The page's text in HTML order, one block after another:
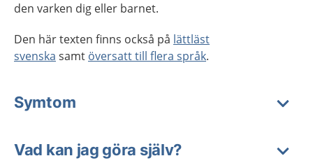
den varken dig eller barnet.
Den här texten finns också på lättläst
svenska samt översatt till flera språk.
Symtom
Vad kan jag göra själv?